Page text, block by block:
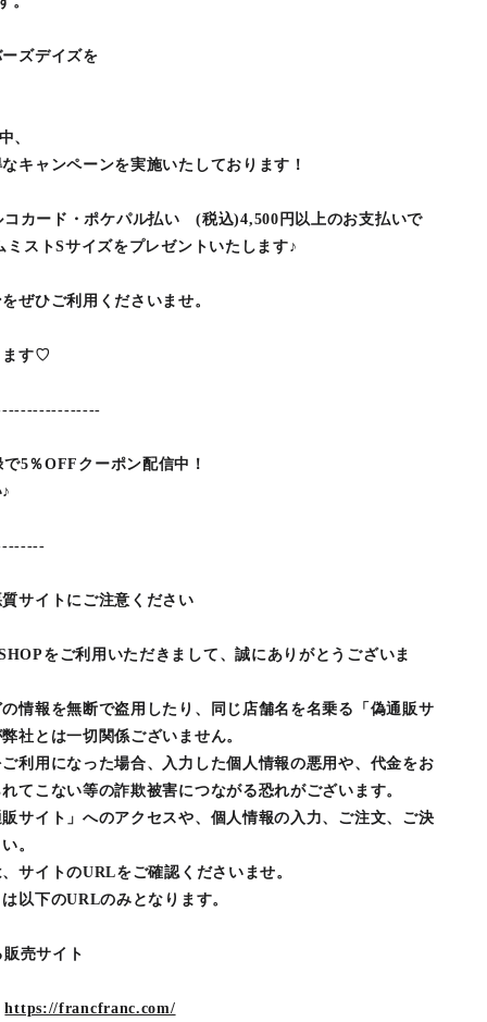
ズデイズを
、
キャンペーンを実施いたしております！
カード・ポケパル払い (税込)4,500円以上のお支払いで
ストSサイズをプレゼントいたします♪
ぜひご利用くださいませ。
ます♡
5％OFFクーポン配信中！
サイトにご注意ください
をご利用いただきまして、誠にありがとうございま
情報を無断で盗用したり、同じ店舗名を名乗る「偽通販サ
社とは一切関係ございません。
利用になった場合、入力した個人情報の悪用や、代金をお
てこない等の詐欺被害につながる恐れがございます。
サイト」へのアクセスや、個人情報の入力、ご注文、ご決
。
サイトのURLをご確認くださいませ。
以下のURLのみとなります。
売サイト
https://francfranc.com/